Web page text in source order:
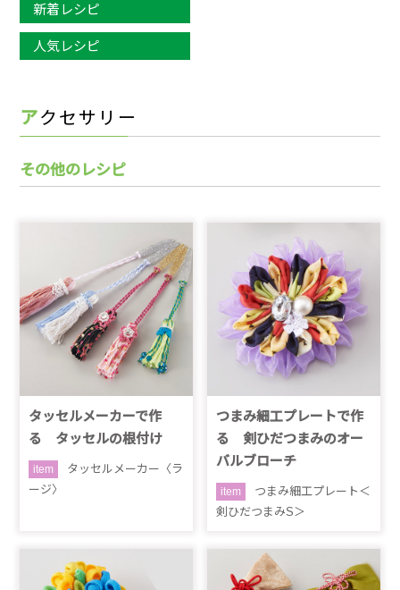
新着レシピ
人気レシピ
アクセサリー
その他のレシピ
タッセルメーカーで作
る タッセルの根付け
item
タッセルメーカー〈ラ
ージ〉
つまみ細工プレートで作
る 剣ひだつまみのオー
バルブローチ
item
つまみ細工プレート＜
剣ひだつまみS＞